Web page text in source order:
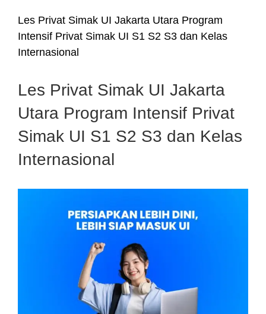
Les Privat Simak UI Jakarta Utara Program
Intensif Privat Simak UI S1 S2 S3 dan Kelas
Internasional
Les Privat Simak UI Jakarta
Utara Program Intensif Privat
Simak UI S1 S2 S3 dan Kelas
Internasional